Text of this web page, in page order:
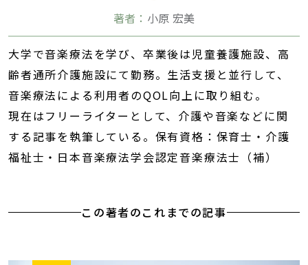
著者： 小原 宏美
大学で音楽療法を学び、卒業後は児童養護施設、高
齢者通所介護施設にて勤務。生活支援と並行して、
音楽療法による利用者のQOL向上に取り組む。
現在はフリーライターとして、介護や音楽などに関
する記事を執筆している。保有資格：保育士・介護
福祉士・日本音楽療法学会認定音楽療法士（補）
この著者のこれまでの記事